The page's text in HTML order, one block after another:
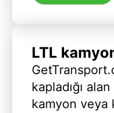
LTL
kapladığı
kamyon veya